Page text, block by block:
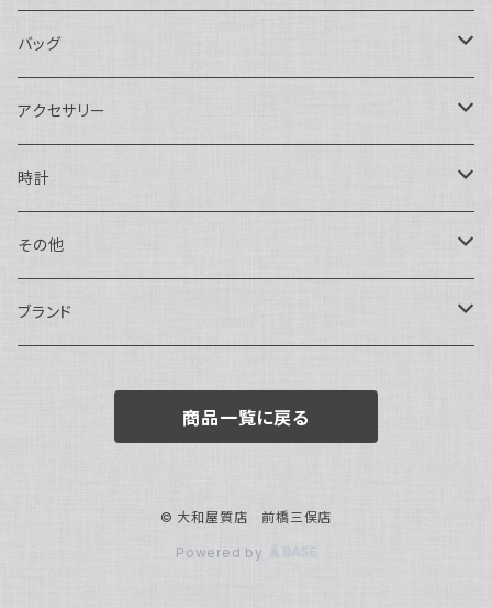
長財布
二つ折り
バッグ
ショルダーバッグ・ボディバッグ
ハンドバッグ・ポーチ
トートバッグ
バックパック・リュックサック
ボストンバッグ
アクセサリー
ネックレス
指輪
ピアス・イヤリング
チャーム・キーホルダー
時計
アナログ・機械式
アナログ・クォーツ
その他
ペン・万年筆
ブランド
BOTTEGA VENETA
商品一覧に戻る
© 大和屋質店 前橋三俣店
Powered by